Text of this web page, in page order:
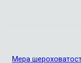
Мера